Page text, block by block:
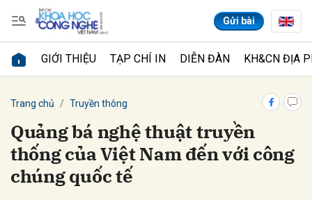
Gửi bài
GIỚI THIỆU TẠP CHÍ IN DIỄN ĐÀN KH&CN ĐỊA
Trang chủ Truyền thông
Quảng bá nghệ thuật truyền
thống của Việt Nam đến với công
chúng quốc tế
Gửi bình luận